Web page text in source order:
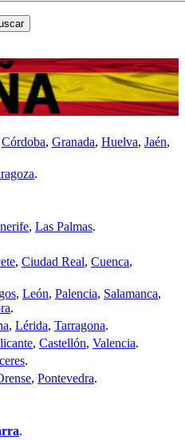
Córdoba, Granada, Huelva, Jaén,
.
, Las Palmas.
, Ciudad Real, Cuenca,
, León, Palencia, Salamanca,
.
, Lérida, Tarragona.
, Castellón, Valencia.
.
, Pontevedra.
.